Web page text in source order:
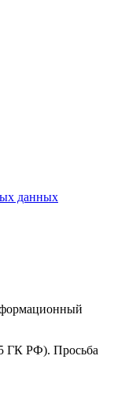
данных
ГК РФ). Просьба